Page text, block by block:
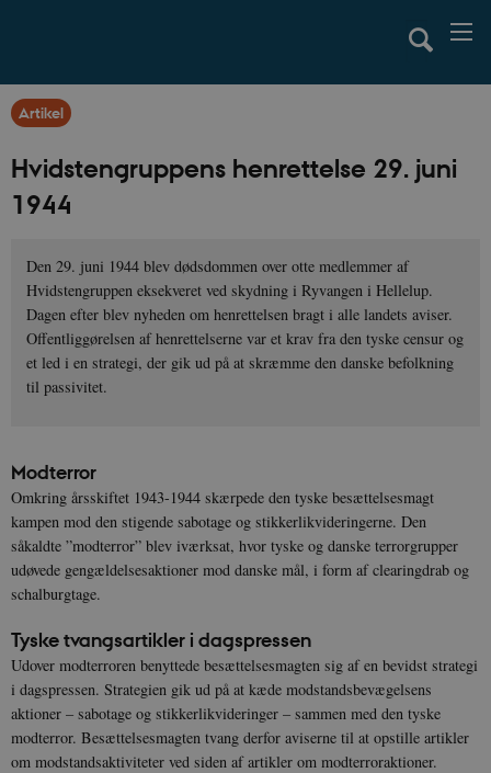
Artikel
Hvidstengruppens henrettelse 29. juni
1944
Den 29. juni 1944 blev dødsdommen over otte medlemmer af
Hvidstengruppen eksekveret ved skydning i Ryvangen i Hellelup.
Dagen efter blev nyheden om henrettelsen bragt i alle landets aviser.
Offentliggørelsen af henrettelserne var et krav fra den tyske censur og
et led i en strategi, der gik ud på at skræmme den danske befolkning
til passivitet.
Modterror
Omkring årsskiftet 1943-1944 skærpede den tyske besættelsesmagt
kampen mod den stigende sabotage og stikkerlikvideringerne. Den
såkaldte ”modterror” blev iværksat, hvor tyske og danske terrorgrupper
udøvede gengældelsesaktioner mod danske mål, i form af clearingdrab og
schalburgtage.
Tyske tvangsartikler i dagspressen
Udover modterroren benyttede besættelsesmagten sig af en bevidst strategi
i dagspressen. Strategien gik ud på at kæde modstandsbevægelsens
aktioner – sabotage og stikkerlikvideringer – sammen med den tyske
modterror. Besættelsesmagten tvang derfor aviserne til at opstille artikler
om modstandsaktiviteter ved siden af artikler om modterroraktioner.